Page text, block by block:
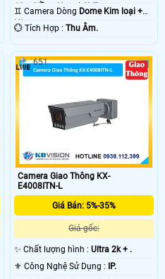
10m Hồng Ngoại SMD.
♊ Camera Dòng Dome Kim loại +
Nhựa.
️💮 Tích Hợp :Thu Âm.
Camera Giao Thông KX-
E4008ITN-L
Giá Bán: 5%-35%
Giá gốc:
✨ Chất lượng hình :Ultra 2k + .
⚜️ Công Nghệ Sử Dụng :
IP.
651